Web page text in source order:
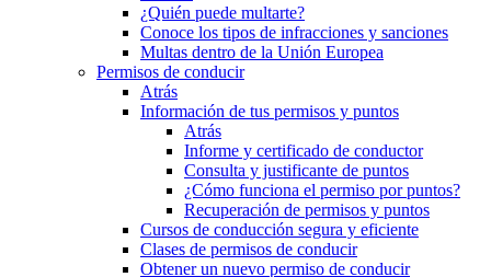
¿Quién puede multarte?
Conoce los tipos de infracciones y sanciones
Multas dentro de la Unión Europea
Permisos de conducir
Atrás
Información de tus permisos y puntos
Atrás
Informe y certificado de conductor
Consulta y justificante de puntos
¿Cómo funciona el permiso por puntos?
Recuperación de permisos y puntos
Cursos de conducción segura y eficiente
Clases de permisos de conducir
Obtener un nuevo permiso de conducir